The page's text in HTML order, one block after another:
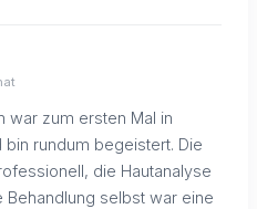
war zum ersten Mal in
rundum begeistert. Die
die Hautanalyse
selbst war eine